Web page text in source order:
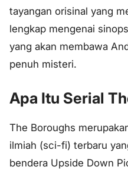
tayangan orisinal yang
lengkap mengenai
yang akan membawa
penuh misteri.
Apa Itu Serial
The Boroughs
ilmiah (sci-fi) terbaru
bendera Upside Down